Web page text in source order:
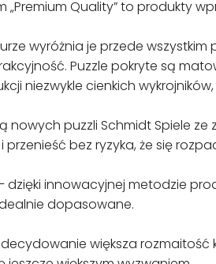
„Premium Quality” to produkty
wyróżnia je przede
Puzzle pokryte są
niezwykle cienkich
puzzli Schmidt Spiele ze
bez ryzyka, że się
– dzięki innowacyjnej metodzie
dopasowane.
– zdecydowanie większa